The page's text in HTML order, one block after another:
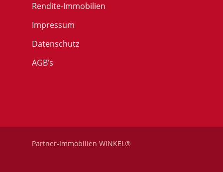
Rendite-Immobilien
Impressum
Datenschutz
AGB’s
Partner-Immobilien WINKEL®